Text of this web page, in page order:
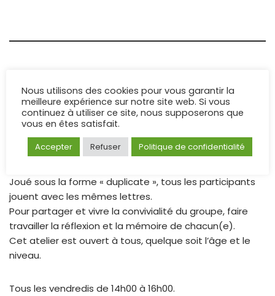
SCRABBLE
Joué sous la forme « duplicate », tous les participants
jouent avec les mêmes lettres.
Pour partager et vivre la convivialité du groupe, faire
travailler la réflexion et la mémoire de chacun(e).
Cet atelier est ouvert à tous, quelque soit l’âge et le
niveau.
Tous les vendredis de 14h00 à 16h00.
Nous utilisons des cookies pour vous garantir la
meilleure expérience sur notre site web. Si vous
continuez à utiliser ce site, nous supposerons que
vous en êtes satisfait.
Accepter Refuser Politique de confidentialité